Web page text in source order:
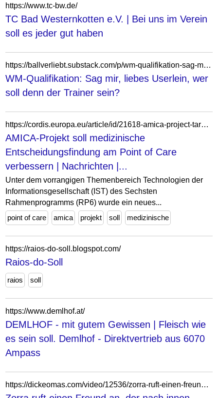
https://www.tc-bw.de/
TC Bad Westernkotten e.V. | Bei uns im Verein
soll es jeder gut haben
https://ballverliebt.substack.com/p/wm-qualifikation-sag-mir-liebes-userlein-wer-soll-denn-der-trainer-sein
WM-Qualifikation: Sag mir, liebes Userlein, wer
soll denn der Trainer sein?
https://cordis.europa.eu/article/id/21618-amica-project-targets-improved-medical-decision-making-at-point-of-care/de
AMICA-Projekt soll medizinische
Entscheidungsfindung am Point of Care
verbessern | Nachrichten |...
Unter dem vorrangigen Themenbereich Technologien der
Informationsgesellschaft (IST) des Sechsten
Rahmenprogramms (RP6) wurde ein neues...
point of care
amica projekt soll medizinische
https://raios-do-soll.blogspot.com/
Raios-do-Soll
raios soll
https://www.demlhof.at/
DEMLHOF - mit gutem Gewissen | Fleisch wie
es sein soll. Demlhof - Direktvertrieb aus 6070
Ampass
https://dickeomas.com/video/12536/zorra-ruft-einen-freund-an-der-nach-innen-laufen-und-sie-schwanger-machen-soll/